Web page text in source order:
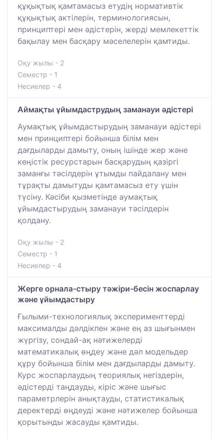
құқықтық қамтамасыз етудің нормативтік
құқықтық актілерін, терминологиясын,
принциптері мен әдістерін, жерді мемлекеттік
бақылау мен басқару мәселелерін қамтиды.
Оқу жылы - 2
Семестр - 1
Несиелер - 4
Аймақты ұйымдаструдың заманауи әдістері
Аумақтық ұйымдастырудың заманауи әдістері
мен принциптері бойынша білім мен
дағдыларды дамыту, оның ішінде жер және
кеңістік ресурстарын басқарудың қазіргі
заманғы тәсілдерін ұтымды пайдалану мен
тұрақты дамытуды қамтамасыз ету үшін
түсіну. Кәсіби қызметінде аумақтық
ұйымдастырудың заманауи тәсілдерін
қолдану.
Оқу жылы - 2
Семестр - 1
Несиелер - 4
Жерге орнала-стыру тәжіри-бесін жоспарлау
және ұйымдастыру
Ғылыми-технологиялық эксперименттерді
максималды дәлдікпен және ең аз шығынмен
жүргізу, сондай-ақ нәтижелерді
математикалық өңдеу және дәл модельдер
құру бойынша білім мен дағдыларды дамыту.
Курс жоспарлаудың теориялық негіздерін,
әдістерді таңдауды, кіріс және шығыс
параметрлерін анықтауды, статистикалық
деректерді өңдеуді және нәтижелер бойынша
қорытынды жасауды қамтиды.